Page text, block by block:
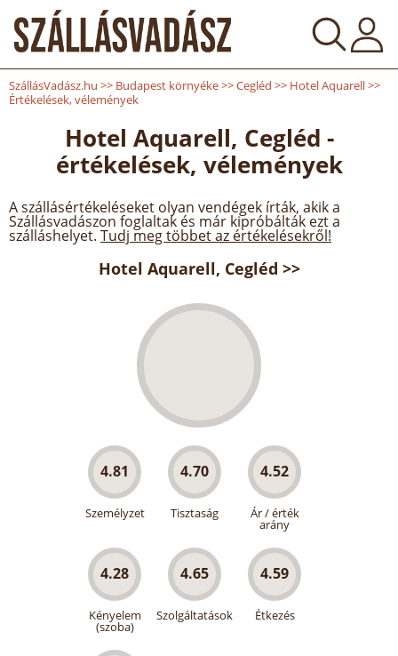
SzállásVadász.hu >> Budapest környéke>>Cegléd >> Hotel Aquarell>>
Értékelések, vélemények
Hotel Aquarell, Cegléd -
értékelések, vélemények
A szállásértékeléseket olyan vendégek írták, akik a
Szállásvadászon foglaltak és már kipróbálták ezt a
szálláshelyet. Tudj meg többet az értékelésekről!
Hotel Aquarell, Cegléd >>
4.81
Személyzet
4.70
Tisztaság
4.52
Ár / érték
arány
4.28
Kényelem
(szoba)
4.65
Szolgáltatások
4.59
Étkezés